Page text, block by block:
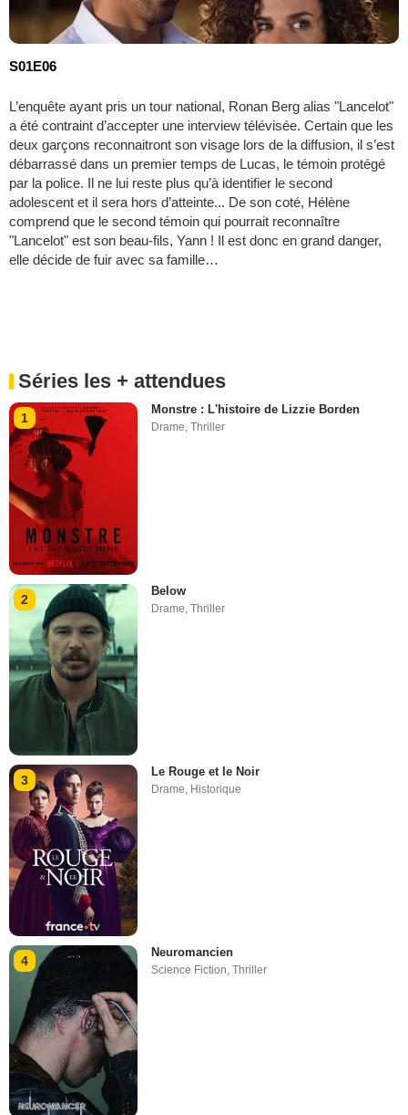
S01E06
L’enquête ayant pris un tour national, Ronan Berg alias "Lancelot"
a été contraint d’accepter une interview télévisée. Certain que les
deux garçons reconnaitront son visage lors de la diffusion, il s’est
débarrassé dans un premier temps de Lucas, le témoin protégé
par la police. Il ne lui reste plus qu’à identifier le second
adolescent et il sera hors d’atteinte... De son coté, Hélène
comprend que le second témoin qui pourrait reconnaître
"Lancelot" est son beau-fils, Yann ! Il est donc en grand danger,
elle décide de fuir avec sa famille…
Séries les + attendues
1
Monstre : L'histoire de Lizzie Borden
Drame,Thriller
2
Below
Drame ,Thriller
3
Le Rouge et le Noir
Drame, Historique
4
Neuromancien
Science Fiction,Thriller